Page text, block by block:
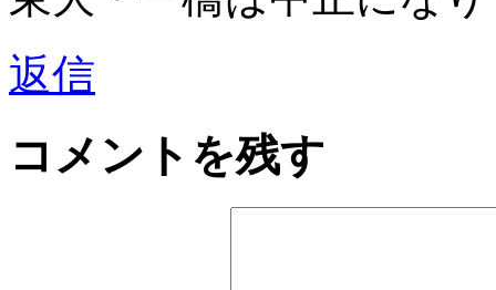
返信
コメントを残す